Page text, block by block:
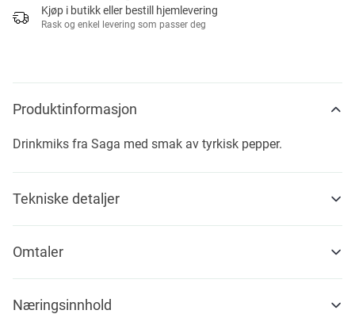
Kjøp i butikk eller bestill hjemlevering
Rask og enkel levering som passer deg
Produktinformasjon
Drinkmiks fra Saga med smak av tyrkisk pepper.
Tekniske detaljer
Omtaler
Næringsinnhold